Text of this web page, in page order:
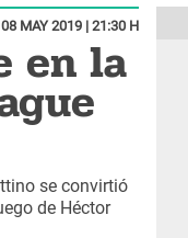
08 MAY 2019 | 21:30 H
en la
se convirtió
de Héctor